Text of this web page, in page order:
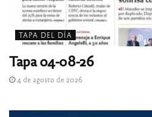
TAPA DEL DÍA
Tapa 04-08-26
4 de agosto de 2026